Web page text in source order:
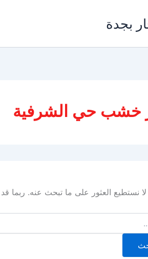
بجدة
خشب حي الشرفية
لا نستطيع العثور على ما تبحث عنه. ربما